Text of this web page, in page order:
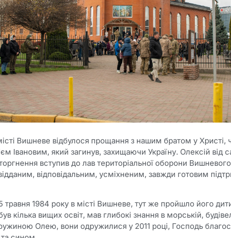
Вишневе відбулося прощання з нашим братом у
Івановим, який загинув, захищаючи Україну. Олексій від
вступив до лав територіальної оборони
відповідальним, усміхненим, завжди готовим
травня 1984 року в місті Вишневе, тут же пройшло його
кілька вищих освіт, мав глибокі знання в морській,
Олею, вони одружилися у 2011 році, Господь